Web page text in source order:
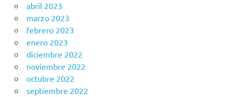
abril 2023
marzo 2023
febrero 2023
enero 2023
diciembre 2022
noviembre 2022
octubre 2022
septiembre 2022